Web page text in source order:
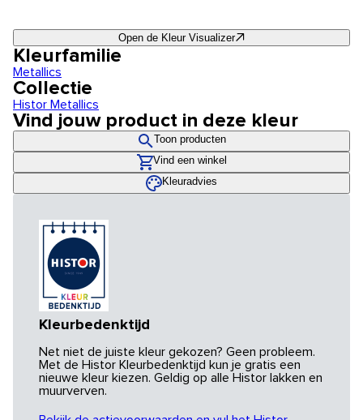
Open de Kleur Visualizer
Kleurfamilie
Metallics
Collectie
Histor Metallics
Vind jouw product in deze kleur
Toon producten
Vind een winkel
Kleuradvies
Kleurbedenktijd
Net niet de juiste kleur gekozen? Geen probleem.
Met de Histor Kleurbedenktijd kun je gratis een
nieuwe kleur kiezen. Geldig op alle Histor lakken en
muurverven.